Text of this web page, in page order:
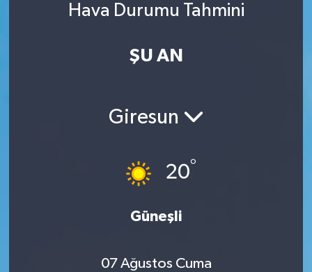
Hava Durumu Tahmini
ŞU AN
Giresun
20°
Güneşli
07 Ağustos Cuma
SİYASET
Süper Lig Puan Durumu ve Fikstür